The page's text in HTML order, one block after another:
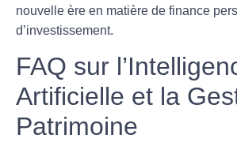
nouvelle ère en matière de finance
d’investissement.
FAQ sur
Artificielle et la
Patrimoine